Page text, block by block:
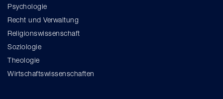
Psychologie
Recht und Verwaltung
Religionswissenschaft
Soziologie
Theologie
Wirtschaftswissenschaften